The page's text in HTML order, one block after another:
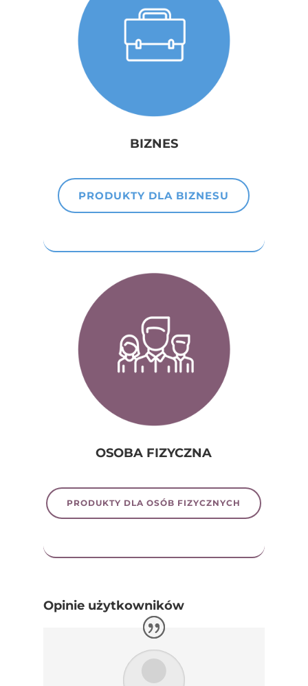
BIZNES
PRODUKTY DLA BIZNESU
OSOBA FIZYCZNA
PRODUKTY DLA OSÓB FIZYCZNYCH
Opinie użytkowników